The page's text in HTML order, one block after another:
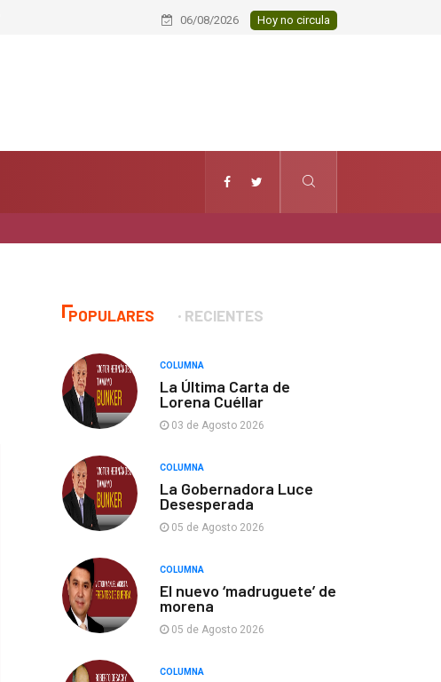
Conmemoran el XXI aniversario
06/08/2026 Hoy no circula
POPULARES RECIENTES
COLUMNA
La Última Carta de
Lorena Cuéllar
03 de Agosto 2026
COLUMNA
La Gobernadora Luce
Desesperada
05 de Agosto 2026
COLUMNA
El nuevo ‘madruguete’ de
morena
05 de Agosto 2026
COLUMNA